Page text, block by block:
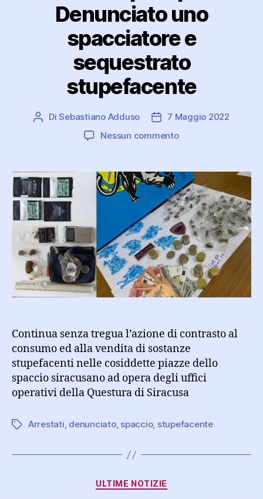
Denunciato uno
spacciatore e
sequestrato
stupefacente
Autore
DiSebastiano Adduso
Data
dell'articolo
7 Maggio 2022
Nessun commentosu
ed
un
denunciato
per
spaccio.
Denunciato
uno
spacciatore
e
sequestrato
Continua senza tregua l’azione di contrasto al
consumo ed alla vendita di sostanze
stupefacenti nelle cosiddette piazze dello
spaccio siracusano ad opera degli uffici
operativi della Questura di Siracusa
Tag Arrestati, denunciato, spaccio, stupefacente
Categorie
ULTIME NOTIZIE